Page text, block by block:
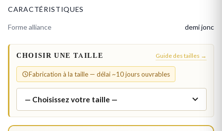
CARACTÉRISTIQUES
Forme alliance demi jonc
CHOISIR UNE TAILLE Guide des tailles →
Fabrication à la taille — délai ~10 jours ouvrables